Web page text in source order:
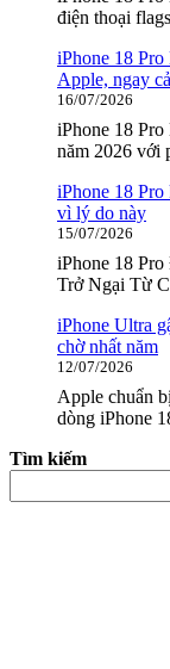
điện thoại
iPhone 18 Pro
Apple, ngay
16/07/2026
iPhone 18
năm 2026 với
iPhone 18
vì lý do này
15/07/2026
iPhone 18
Trở Ngại Từ
iPhone Ultra
chờ nhất năm
12/07/2026
Apple chuẩn
dòng iPhone
Tìm kiếm